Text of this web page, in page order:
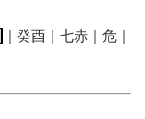
｜癸酉｜七赤｜危｜